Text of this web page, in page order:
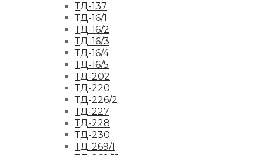
ТД-137
ТД-16/1
ТД-16/2
ТД-16/3
ТД-16/4
ТД-16/5
ТД-202
ТД-220
ТД-226/2
ТД-227
ТД-228
ТД-230
ТД-269/1